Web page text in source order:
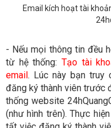
Email kích hoạt tài
- Nếu mọi thông tin đều
từ hệ thống: Tạo tài
email. Lúc này bạn truy
đăng ký thành viên trước
thống website
(như hình trên). Thực